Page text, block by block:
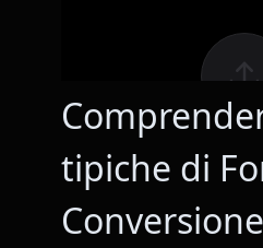
tipiche di
Conversione